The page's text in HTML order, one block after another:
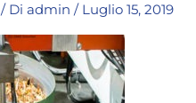
/ Diadmin/ Luglio 15, 2019